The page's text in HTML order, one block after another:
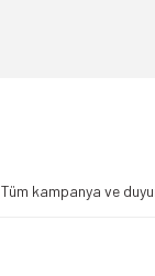
Tüm kampanya ve